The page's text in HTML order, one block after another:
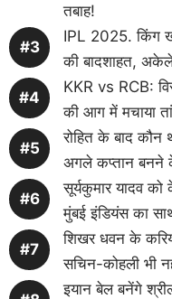
तबाह!
IPL 2025. किंग
की बादशाहत,
KKR vs RCB:
की आग में मचाया
रोहित के बाद कौन
अगले कप्तान बनने के
सूर्यकुमार यादव
मुंबई इंडियंस का
शिखर धवन के
सचिन-कोहली भी
इयान बेल बनेंगे